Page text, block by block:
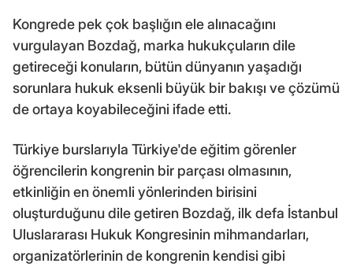
Kongrede pek çok başlığın ele alınacağını
vurgulayan Bozdağ, marka hukukçuların dile
getireceği konuların, bütün dünyanın yaşadığı
sorunlara hukuk eksenli büyük bir bakışı ve çözümü
de ortaya koyabileceğini ifade etti.
Türkiye burslarıyla Türkiye'de eğitim görenler
öğrencilerin kongrenin bir parçası olmasının,
etkinliğin en önemli yönlerinden birisini
oluşturduğunu dile getiren Bozdağ, ilk defa İstanbul
Uluslararası Hukuk Kongresinin mihmandarları,
organizatörlerinin de kongrenin kendisi gibi